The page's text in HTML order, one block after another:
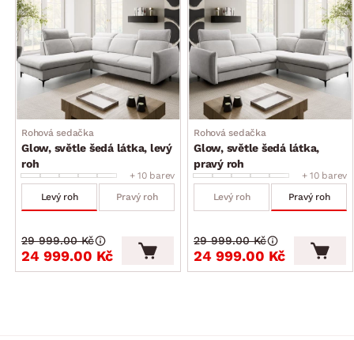
funkce rozkladu na příležitostné lůžko: plocha 123×200 cm
(výsuvný typ rozkladu, konstrukce kov/dřevo, na kolečkách
pro snazší manipulaci, látkové madlo, plocha lůžka
potažena látkou)
úložný prostor (pod otomanem, vyklápěcí kovová
konstrukce)
moderní trendy design
dodáváno v částečném demontu
Rohová sedačka
Glow, světle šedá látka, levý
roh
+ 10 barev
Levý roh
Pravý roh
24 999.00 Kč
29 999.00 Kč
Rohová sedačka
Glow, světle šedá látka,
pravý roh
+ 10 barev
Levý roh
Pravý roh
24 999.00 Kč
29 999.00 Kč